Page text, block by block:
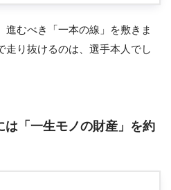
進むべき「一本の線」を敷きま
走り抜けるのは、選手本人でし
は「一生モノの財産」を約